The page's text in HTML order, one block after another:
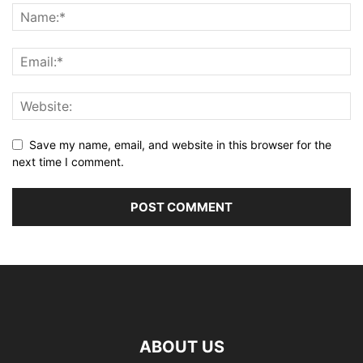
Save my name, email, and website in this browser for the
next time I comment.
ABOUT US